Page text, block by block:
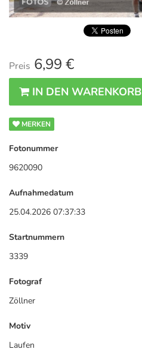
Preis 6,99 €
IN DEN WARENKORB
MERKEN
Fotonummer
9620090
Aufnahmedatum
25.04.2026 07:37:33
Startnummern
3339
Fotograf
Zöllner
Motiv
Laufen